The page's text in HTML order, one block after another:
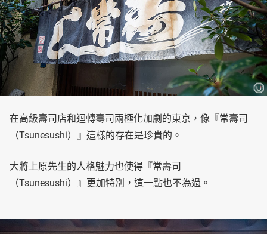
在高級壽司店和迴轉壽司兩極化加劇的東京，像『常壽司
（Tsunesushi）』這樣的存在是珍貴的。
大將上原先生的人格魅力也使得『常壽司
（Tsunesushi）』更加特別，這一點也不為過。